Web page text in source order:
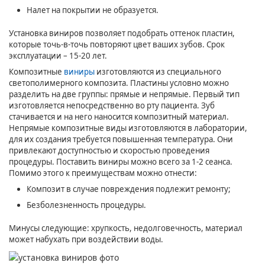
Налет на покрытии не образуется.
Установка виниров позволяет подобрать оттенок пластин,
которые точь-в-точь повторяют цвет ваших зубов. Срок
эксплуатации – 15-20 лет.
Композитные виниры изготовляются из специального
светополимерного композита. Пластины условно можно
разделить на две группы: прямые и непрямые. Первый тип
изготовляется непосредственно во рту пациента. Зуб
стачивается и на него наносится композитный материал.
Непрямые композитные виды изготовляются в лаборатории,
для их создания требуется повышенная температура. Они
привлекают доступностью и скоростью проведения
процедуры. Поставить виниры можно всего за 1-2 сеанса.
Помимо этого к преимуществам можно отнести:
Композит в случае повреждения подлежит ремонту;
Безболезненность процедуры.
Минусы следующие: хрупкость, недолговечность, материал
может набухать при воздействии воды.